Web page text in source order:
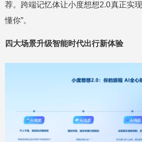
荐。跨端记忆体让小度想想2.0真正实
懂你”。
四大场景升级智能时代出行新体验